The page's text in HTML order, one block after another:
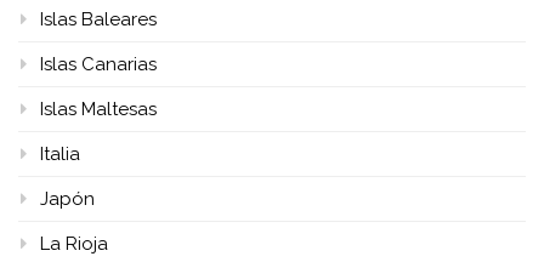
Islas Baleares
Islas Canarias
Islas Maltesas
Italia
Japón
La Rioja